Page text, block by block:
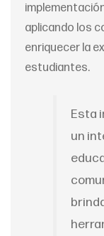
aplicando los
enriquecer la
estudiantes.
Esta
un